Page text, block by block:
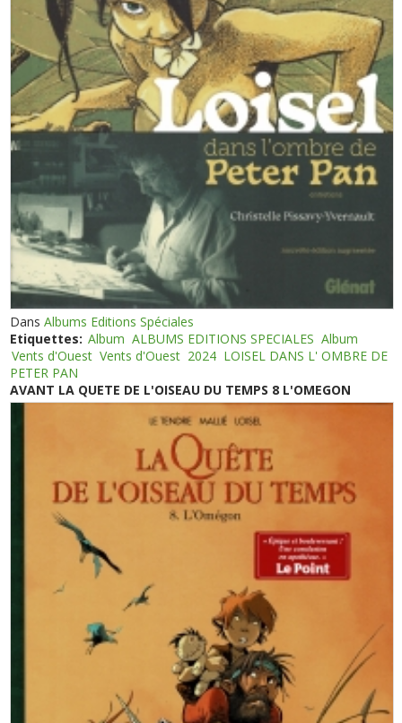
DansAlbums Editions Spéciales
Etiquettes: Album ALBUMS EDITIONS SPECIALES Album
Vents d'Ouest Vents d'Ouest 2024 LOISEL DANS L' OMBRE DE
PETER PAN
AVANT LA QUETE DE L'OISEAU DU TEMPS 8 L'OMEGON